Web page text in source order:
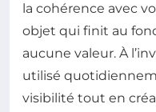
la cohérence avec
objet qui finit au
aucune valeur. À
utilisé
visibilité tout en